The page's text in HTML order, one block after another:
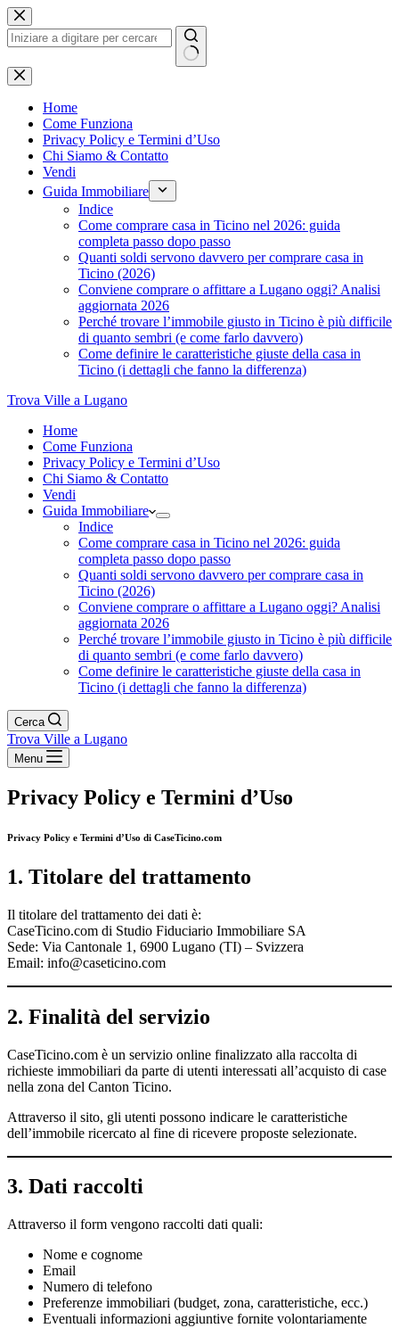
Salta
al
contenuto
Nessun
risultato
Home
Come Funziona
Privacy Policy e Termini d’Uso
Chi Siamo & Contatto
Vendi
Guida Immobiliare
Indice
Come comprare casa in Ticino nel 2026: guida
completa passo dopo passo
Quanti soldi servono davvero per comprare casa in
Ticino (2026)
Conviene comprare o affittare a Lugano oggi? Analisi
aggiornata 2026
Perché trovare l’immobile giusto in Ticino è più difficile
di quanto sembri (e come farlo davvero)
Come definire le caratteristiche giuste della casa in
Ticino (i dettagli che fanno la differenza)
Trova Ville a Lugano
Home
Come Funziona
Privacy Policy e Termini d’Uso
Chi Siamo & Contatto
Vendi
Guida Immobiliare
Indice
Come comprare casa in Ticino nel 2026: guida
completa passo dopo passo
Quanti soldi servono davvero per comprare casa in
Ticino (2026)
Conviene comprare o affittare a Lugano oggi? Analisi
aggiornata 2026
Perché trovare l’immobile giusto in Ticino è più difficile
di quanto sembri (e come farlo davvero)
Come definire le caratteristiche giuste della casa in
Ticino (i dettagli che fanno la differenza)
Cerca
Trova Ville a Lugano
Menu
Privacy Policy e Termini d’Uso
Privacy Policy e Termini d’Uso di CaseTicino.com
1. Titolare del trattamento
Il titolare del trattamento dei dati è:
CaseTicino.com di Studio Fiduciario Immobiliare SA
Sede: Via Cantonale 1, 6900 Lugano (TI) – Svizzera
Email: info@caseticino.com
2. Finalità del servizio
CaseTicino.com è un servizio online finalizzato alla raccolta di
richieste immobiliari da parte di utenti interessati all’acquisto di case
nella zona del Canton Ticino.
Attraverso il sito, gli utenti possono indicare le caratteristiche
dell’immobile ricercato al fine di ricevere proposte selezionate.
3. Dati raccolti
Attraverso il form vengono raccolti dati quali:
Nome e cognome
Email
Numero di telefono
Preferenze immobiliari (budget, zona, caratteristiche, ecc.)
Eventuali informazioni aggiuntive fornite volontariamente